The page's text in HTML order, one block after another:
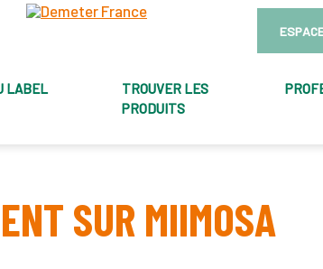
LABEL
TROUVER LES
PRODUITS
SUR MIIMOSA